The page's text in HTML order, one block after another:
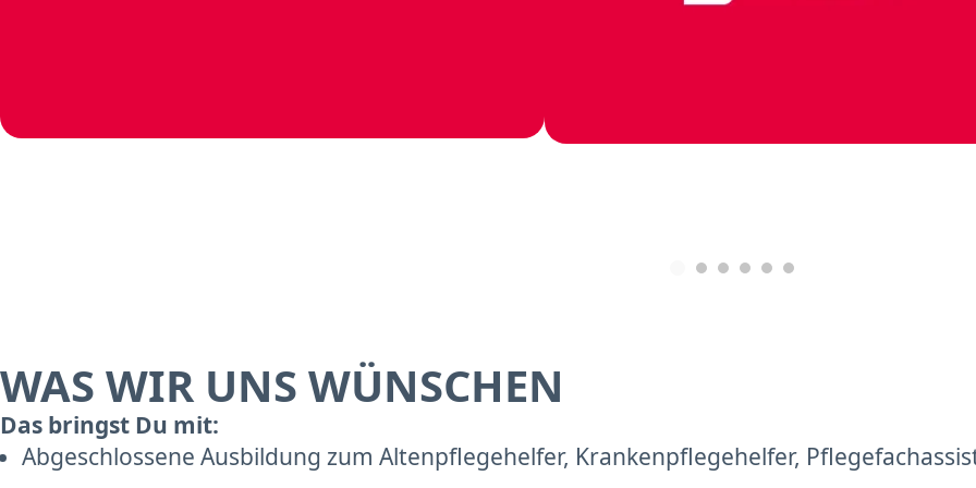
WAS WIR UNS WÜNSCHEN
Das bringst Du mit:
Abgeschlossene Ausbildung zum Altenpflegehelfer, Krankenpflegehelfer,